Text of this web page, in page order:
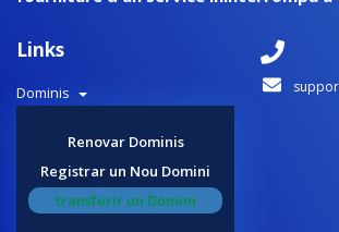
Links
Dominis
Renovar Dominis
Registrar un Nou Domini
transferir un Domini